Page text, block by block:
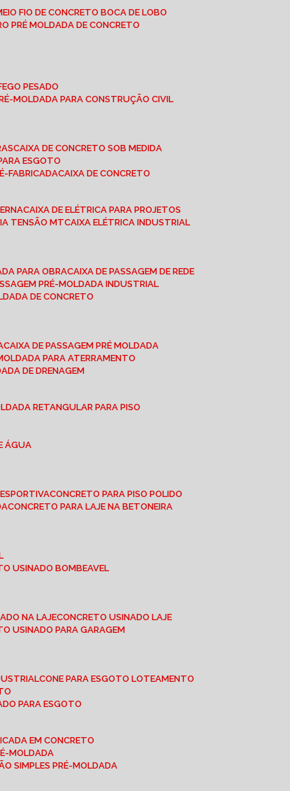
MEIO FIO DE CONCRETO BOCA DE LOBO
PRÉ MOLDADA DE CONCRETO
PESADO
MOLDADA PARA CONSTRUÇÃO CIVIL
CAIXA DE CONCRETO SOB MEDIDA
ESGOTO
FABRICADA CAIXA DE CONCRETO
CAIXA DE ELÉTRICA PARA PROJETOS
TENSÃO MT CAIXA ELÉTRICA INDUSTRIAL
PARA OBRA CAIXA DE PASSAGEM DE REDE
PRÉ-MOLDADA INDUSTRIAL
DE CONCRETO
CAIXA DE PASSAGEM PRÉ MOLDADA
PARA ATERRAMENTO
DE DRENAGEM
RETANGULAR PARA PISO
ÁGUA
CONCRETO PARA PISO POLIDO
CONCRETO PARA LAJE NA BETONEIRA
USINADO BOMBEAVEL
NA LAJE CONCRETO USINADO LAJE
USINADO PARA GARAGEM
CONE PARA ESGOTO LOTEAMENTO
PARA ESGOTO
EM CONCRETO
MOLDADA
SIMPLES PRÉ-MOLDADA